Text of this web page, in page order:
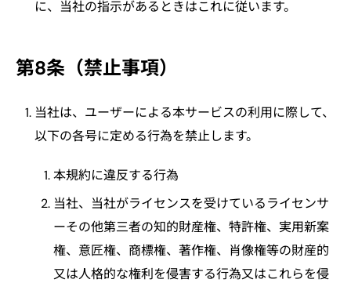
に、当社の指示があるときはこれに従います。
第8条（禁止事項）
当社は、ユーザーによる本サービスの利用に際して、
以下の各号に定める行為を禁止します。
本規約に違反する行為
当社、当社がライセンスを受けているライセンサ
ーその他第三者の知的財産権、特許権、実用新案
権、意匠権、商標権、著作権、肖像権等の財産的
又は人格的な権利を侵害する行為又はこれらを侵